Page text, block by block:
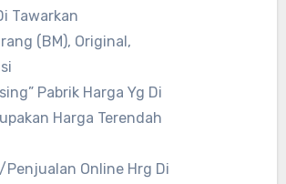
Tawarkan
(BM), Original,
Pabrik Harga Yg Di
Harga Terendah
Penjualan Online Hrg Di